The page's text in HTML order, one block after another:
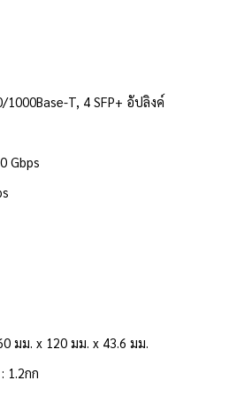
T, 4 SFP+ อัปลิงค์
Gbps
มม. x 120 มม. x 43.6 มม.
1.2กก